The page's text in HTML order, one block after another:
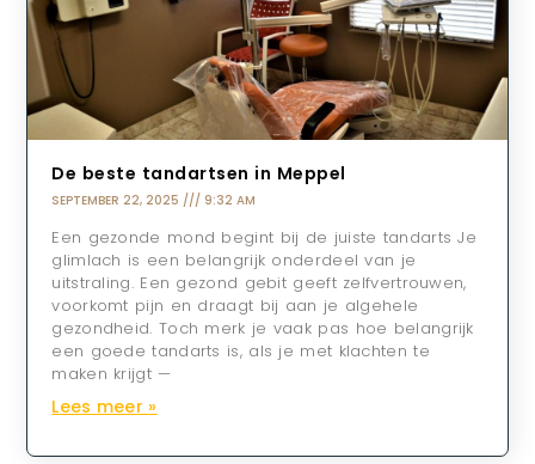
De beste tandartsen in Meppel
SEPTEMBER 22, 2025 9:32 AM
Een gezonde mond begint bij de juiste tandarts Je
glimlach is een belangrijk onderdeel van je
uitstraling. Een gezond gebit geeft zelfvertrouwen,
voorkomt pijn en draagt bij aan je algehele
gezondheid. Toch merk je vaak pas hoe belangrijk
een goede tandarts is, als je met klachten te
maken krijgt —
Lees meer »